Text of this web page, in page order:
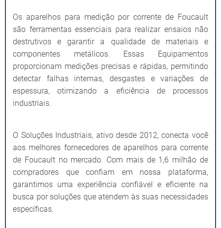
Os aparelhos para medição por corrente de Foucault
são ferramentas essenciais para realizar ensaios não
destrutivos e garantir a qualidade de materiais e
componentes metálicos. Essas Equipamentos
proporcionam medições precisas e rápidas, permitindo
detectar falhas internas, desgastes e variações de
espessura, otimizando a eficiência de processos
industriais.
O Soluções Industriais, ativo desde 2012, conecta você
aos melhores fornecedores de aparelhos para corrente
de Foucault no mercado. Com mais de 1,6 milhão de
compradores que confiam em nossa plataforma,
garantimos uma experiência confiável e eficiente na
busca por soluções que atendem às suas necessidades
específicas.